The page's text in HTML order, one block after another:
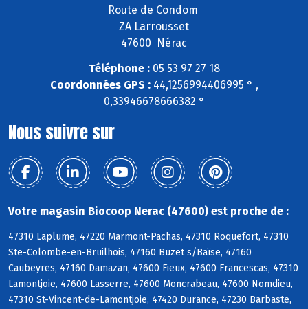
Route de Condom
ZA Larrousset
47600 Nérac
Téléphone :05 53 97 27 18
Coordonnées GPS :44,1256994406995 ° ,
0,33946678666382 °
Nous suivre sur
Votre magasin Biocoop Nerac (47600) est proche de :
47310 Laplume, 47220 Marmont-Pachas, 47310 Roquefort, 47310
Ste-Colombe-en-Bruilhois, 47160 Buzet s/Baïse, 47160
Caubeyres, 47160 Damazan, 47600 Fieux, 47600 Francescas, 47310
Lamontjoie, 47600 Lasserre, 47600 Moncrabeau, 47600 Nomdieu,
47310 St-Vincent-de-Lamontjoie, 47420 Durance, 47230 Barbaste,